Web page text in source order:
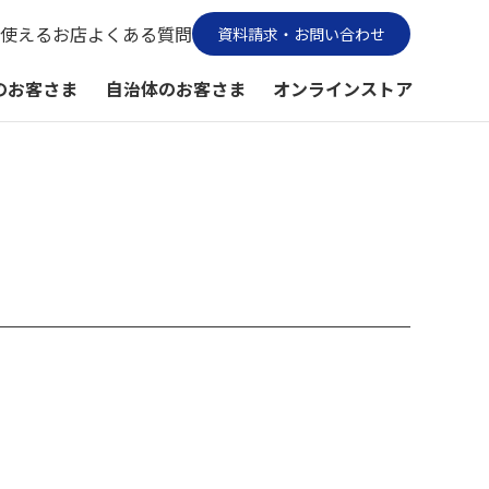
お客さま 自治体のお客さま オンラインストア
使えるお店よくある質問 資料請求・お問い合わせ